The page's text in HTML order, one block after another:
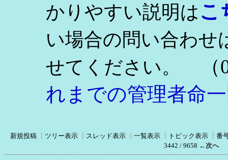
かりやすい説明はこ
い場合の問い合わせ
せてください。
（
れまでの管理者命
新規投稿 ツリー表示 スレッド表示 一覧表示 トピック表示
番
3442 / 9658 ←次へ